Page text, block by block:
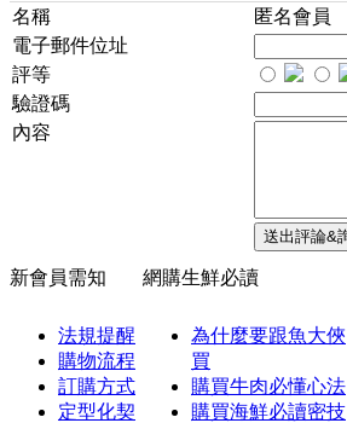
名稱
匿名會員
電子郵件位址
評等
驗證碼
內容
新會員需知 網購生鮮必讀
法規提醒
購物流程
訂購方式
定型化契
為什麼要跟魚大俠
買
購買牛肉必懂心法
購買海鮮必讀密技